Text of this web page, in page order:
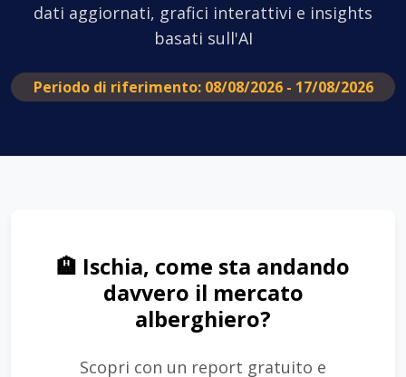
dati aggiornati, grafici interattivi e insights
basati sull'AI
Periodo di riferimento: 08/08/2026 - 17/08/2026
🏨 Ischia, come sta andando
davvero il mercato
alberghiero?
Scopri con un report gratuito e